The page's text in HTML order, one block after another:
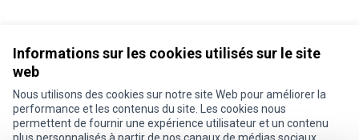
Informations sur les cookies utilisés sur le site
web
Nous utilisons des cookies sur notre site Web pour améliorer la
performance et les contenus du site. Les cookies nous
permettent de fournir une expérience utilisateur et un contenu
Conditions d'utilisation
Paramètres des cookies
Je participe ! sur X
Je participe ! sur Facebook
Je participe ! sur Instagram